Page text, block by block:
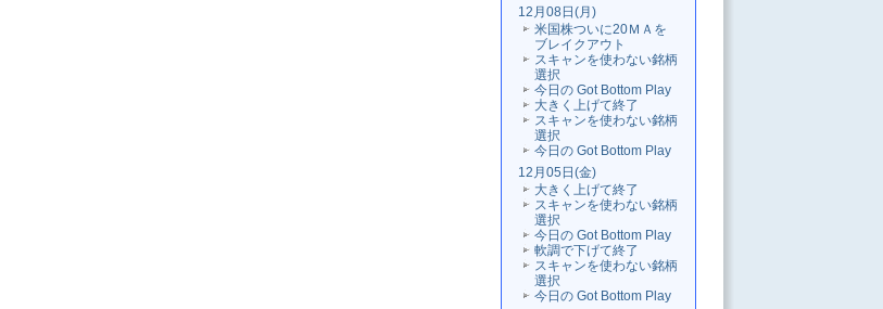
12月08日(月)
米国株ついに20ＭＡを
ブレイクアウト
スキャンを使わない銘柄
選択
今日の Got Bottom Play
大きく上げて終了
スキャンを使わない銘柄
選択
今日の Got Bottom Play
12月05日(金)
大きく上げて終了
スキャンを使わない銘柄
選択
今日の Got Bottom Play
軟調で下げて終了
スキャンを使わない銘柄
選択
今日の Got Bottom Play